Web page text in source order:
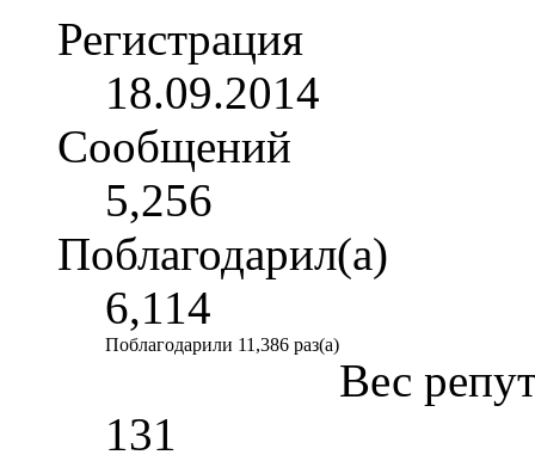
Регистрация
18.09.2014
Сообщений
5,256
Поблагодарил(а)
6,114
Поблагодарили 11,386 раз(а)
Вес
131